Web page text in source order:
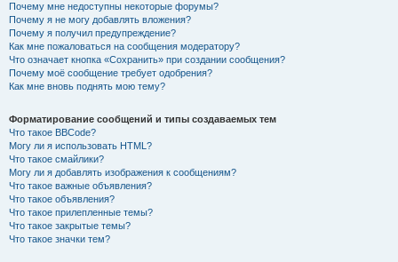
Почему мне недоступны некоторые форумы?
Почему я не могу добавлять вложения?
Почему я получил предупреждение?
Как мне пожаловаться на сообщения модератору?
Что означает кнопка «Сохранить» при создании сообщения?
Почему моё сообщение требует одобрения?
Как мне вновь поднять мою тему?
Форматирование сообщений и типы создаваемых тем
Что такое BBCode?
Могу ли я использовать HTML?
Что такое смайлики?
Могу ли я добавлять изображения к сообщениям?
Что такое важные объявления?
Что такое объявления?
Что такое прилепленные темы?
Что такое закрытые темы?
Что такое значки тем?